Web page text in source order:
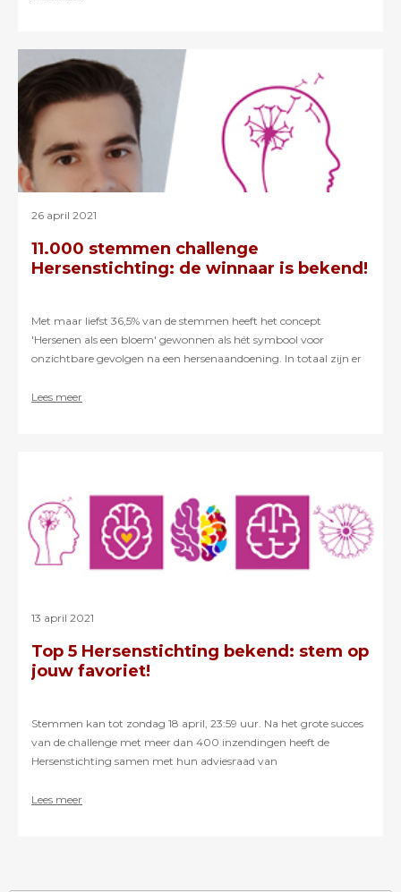
26 april 2021
11.000 stemmen challenge
Hersenstichting: de winnaar is bekend!
Met maar liefst 36,5% van de stemmen heeft het concept
'Hersenen als een bloem' gewonnen als hét symbool voor
onzichtbare gevolgen na een hersenaandoening. In totaal zijn er
uitleg van het symbool en de reactie van de winnaar? Lees dan
Lees meer
13 april 2021
Top 5 Hersenstichting bekend: stem op
jouw favoriet!
Stemmen kan tot zondag 18 april, 23:59 uur. Na het grote succes
van de challenge met meer dan 400 inzendingen heeft de
Hersenstichting samen met hun adviesraad van
Lees meer